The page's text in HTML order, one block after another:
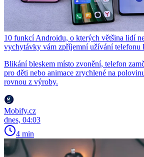
10 funkcí Androidu, o kterých většina lidí
vychytávky vám zpříjemní užívání telefonu
Blikání bleskem místo zvonění, telefon
pro děti nebo animace zrychlené na
rovnou z výroby.
Mobify.cz
dnes, 04:03
4 min